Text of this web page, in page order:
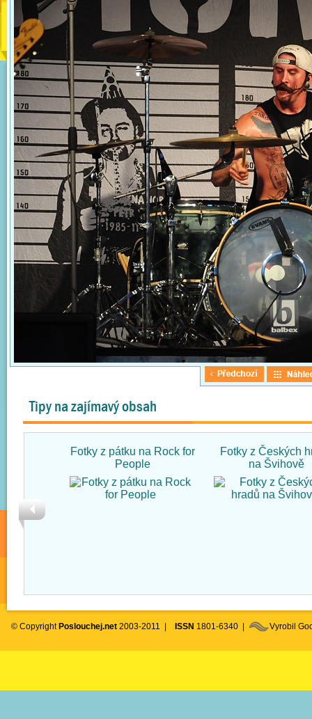
Tipy na zajímavý obsah
Fotky z pátku na Rock for
People
Fotky z Českých
na Švihově
© Copyright Poslouchej.net 2003-2011 | ISSN 1801-6340 | Vyrobil